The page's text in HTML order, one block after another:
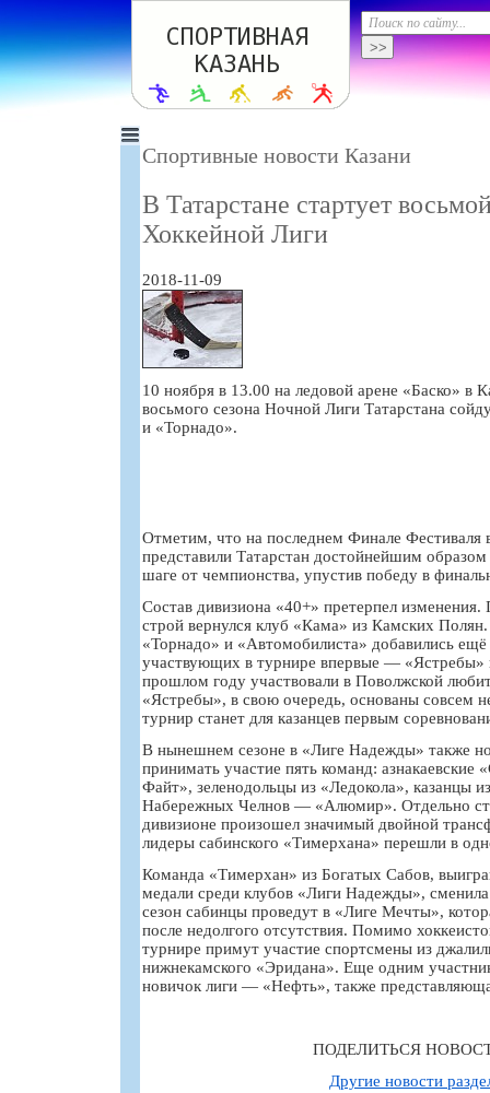
Спортивные новости Казани
В Татарстане стартует
Хоккейной Лиги
2018-11-09
10 ноября в 13.00 на ледовой арене «Баско» в
восьмого сезона Ночной Лиги Татарстана
и «Торнадо».
Отметим, что на последнем Финале Фестиваля
представили Татарстан достойнейшим
шаге от чемпионства, упустив победу в
Состав дивизиона «40+» претерпел
строй вернулся клуб «Кама» из Камских
«Торнадо» и «Автомобилиста» добавились
участвующих в турнире впервые — «Ястребы»
прошлом году участвовали в Поволжской
«Ястребы», в свою очередь, основаны совсем
турнир станет для казанцев первым
В нынешнем сезоне в «Лиге Надежды» также
принимать участие пять команд: азнакаевские
Файт», зеленодольцы из «Ледокола», казанцы
Набережных Челнов — «Алюмир». Отдельно
дивизионе произошел значимый двойной
лидеры сабинского «Тимерхана» перешли в
Команда «Тимерхан» из Богатых Сабов,
медали среди клубов «Лиги Надежды»,
сезон сабинцы проведут в «Лиге Мечты»,
после недолгого отсутствия. Помимо
турнире примут участие спортсмены из
нижнекамского «Эридана». Еще одним
новичок лиги — «Нефть», также
ПОДЕЛИТЬСЯ
Другие новости